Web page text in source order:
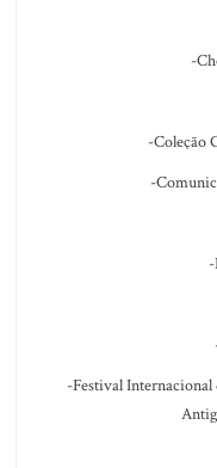
-
-Coleção
-
-Festival